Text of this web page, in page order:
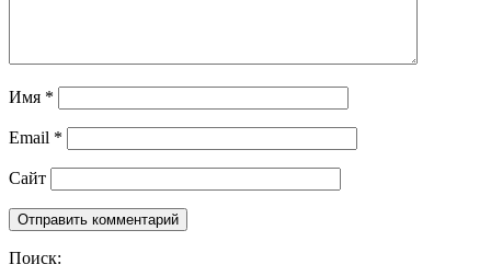
Имя *
Email *
Сайт
Поиск: